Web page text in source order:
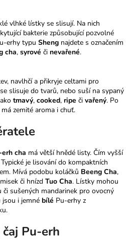
vlhké lístky se slisují. Na nich
bakterie způsobující pozvolné
erhy typu Sheng najdete s označením
cha, syrové či nevařené.
navlhčí a přikryje celtami pro
slisuje do tvarů, nebo suší na sypaný
tmavý, cooked, ripe či vařený. Po
zemité aroma i chuť.
erh cha má větší hnědé listy. Čím vyšší
je lisování do kompaktních
Mívá podobu koláčků Beeng Cha,
či hnízd Tuo Cha. Lístky mohou
sušených mandarinek pro ovocný
jsou i jemné bílé Pu-erhy z
Pu-erh